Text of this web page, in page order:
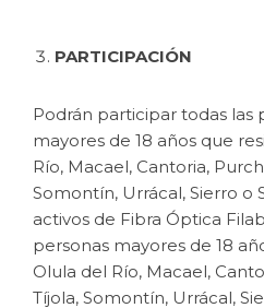
PARTICIPACIÓN
Podrán participar todas las
mayores de 18 años que
Río, Macael, Cantoria,
Somontín, Urrácal, Sierro o
activos de Fibra Óptica
personas mayores de 18
Olula del Río, Macael,
Tíjola, Somontín, Urrácal,